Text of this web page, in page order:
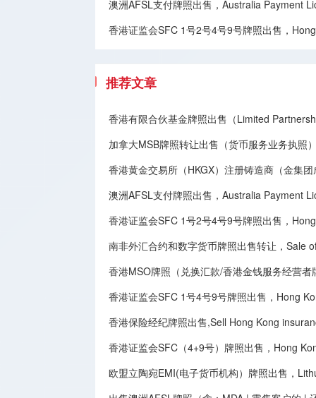
澳洲AFSL支付牌照出售，Australia Payment
香港证监会SFC 1号2号4号9号牌照出售，
推荐文章
香港有限合伙基金牌照出售（Limited
加拿大MSB牌照转让​出售（货币服务业务执照），
香港黄金交易所（HKGX）注册铸造商（金集
澳洲AFSL支付牌照出售，Australia Payment
香港证监会SFC 1号2号4号9号牌照出售，
南非外汇合约和数字货币牌照出售转让，Sale
香港MSO牌照（兑换汇款/香港金钱服务经营者牌
香港证监会SFC 1号4号9号牌照出售，Hong
香港保险经纪牌照出售,Sell Hong Kong
香港证监会SFC（4+9号）牌照出售，Hong
欧盟立陶宛EMI(电子货币机构）牌照出售，